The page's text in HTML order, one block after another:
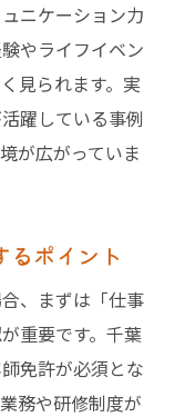
ニケーション力
やライフイベン
見られます。実
躍している事例
が広がっていま
るポイント
、まずは「仕事
重要です。千葉
免許が必須とな
務や研修制度が